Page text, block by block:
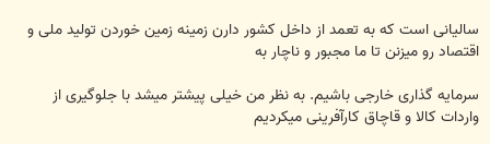
سالیانی است که به تعمد از داخل کشور دارن زمینه زمین خوردن تولید ملی و
اقتصاد رو میزنن تا ما مجبور و ناچار به
سرمایه گذاری خارجی باشیم. به نظر من خیلی پیشتر میشد با جلوگیری از
واردات کالا و قاچاق کارآفرینی میکردیم